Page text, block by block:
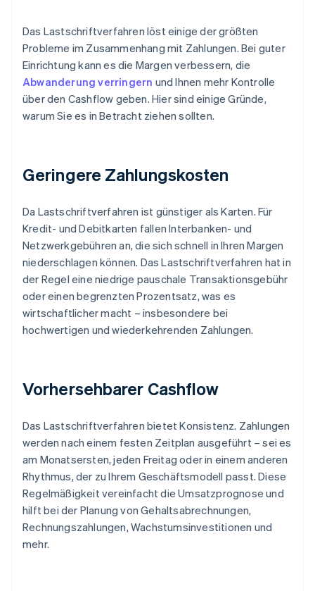
Das Lastschriftverfahren löst einige der größten
Probleme im Zusammenhang mit Zahlungen. Bei guter
Einrichtung kann es die Margen verbessern, die
Abwanderung verringern und Ihnen mehr Kontrolle
über den Cashflow geben. Hier sind einige Gründe,
warum Sie es in Betracht ziehen sollten.
Geringere Zahlungskosten
Da Lastschriftverfahren ist günstiger als Karten. Für
Kredit- und Debitkarten fallen Interbanken- und
Netzwerkgebühren an, die sich schnell in Ihren Margen
niederschlagen können. Das Lastschriftverfahren hat in
der Regel eine niedrige pauschale Transaktionsgebühr
oder einen begrenzten Prozentsatz, was es
wirtschaftlicher macht – insbesondere bei
hochwertigen und wiederkehrenden Zahlungen.
Vorhersehbarer Cashflow
Das Lastschriftverfahren bietet Konsistenz. Zahlungen
werden nach einem festen Zeitplan ausgeführt – sei es
am Monatsersten, jeden Freitag oder in einem anderen
Rhythmus, der zu Ihrem Geschäftsmodell passt. Diese
Regelmäßigkeit vereinfacht die Umsatzprognose und
hilft bei der Planung von Gehaltsabrechnungen,
Rechnungszahlungen, Wachstumsinvestitionen und
mehr.